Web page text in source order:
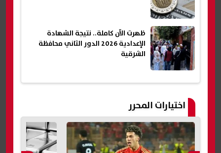
ظهرت الآن كاملة.. نتيجة الشهادة
الإعدادية 2026 الدور الثاني محافظة
الشرقية
اختيارات المحرر